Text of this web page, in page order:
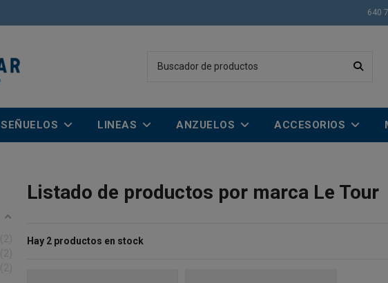
640
SEÑUELOS LINEAS ANZUELOS ACCESORIOS
Listado de productos por marca Le Tour
Hay 2 productos en stock
2
2
2